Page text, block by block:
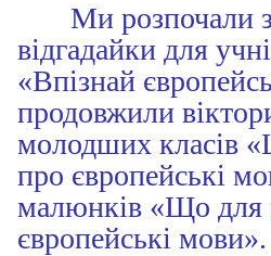
Ми розпочали з
відгадайки для
«Впізнай
продовжили
молодших класів
про європейські
малюнків «Що для
європейські мови».